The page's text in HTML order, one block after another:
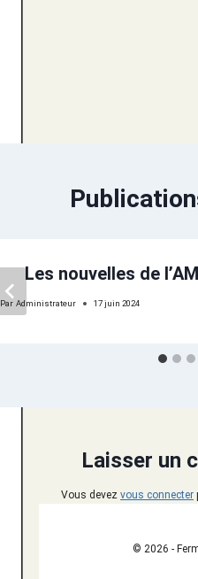
Les nouvelles de
Par Administrateur 17 juin 2024
Laisser un
Vous devez vous connecter
© 2026 -